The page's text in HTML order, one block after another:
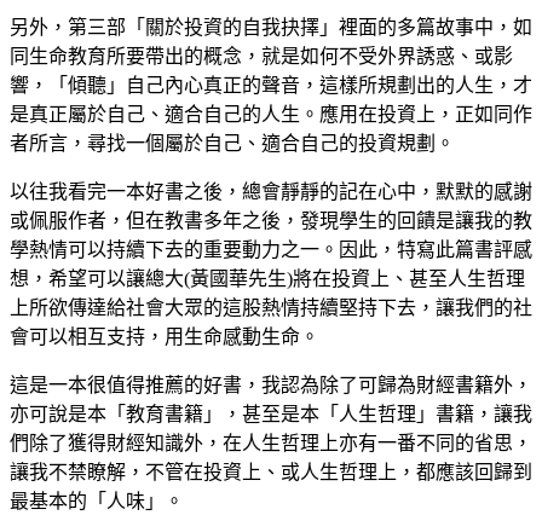
另外，第三部「關於投資的自我抉擇」裡面的多篇故事中，如
同生命教育所要帶出的概念，就是如何不受外界誘惑、或影
響，「傾聽」自己內心真正的聲音，這樣所規劃出的人生，才
是真正屬於自己、適合自己的人生。應用在投資上，正如同作
者所言，尋找一個屬於自己、適合自己的投資規劃。
以往我看完一本好書之後，總會靜靜的記在心中，默默的感謝
或佩服作者，但在教書多年之後，發現學生的回饋是讓我的教
學熱情可以持續下去的重要動力之一。因此，特寫此篇書評感
想，希望可以讓總大(黃國華先生)將在投資上、甚至人生哲理
上所欲傳達給社會大眾的這股熱情持續堅持下去，讓我們的社
會可以相互支持，用生命感動生命。
這是一本很值得推薦的好書，我認為除了可歸為財經書籍外，
亦可說是本「教育書籍」，甚至是本「人生哲理」書籍，讓我
們除了獲得財經知識外，在人生哲理上亦有一番不同的省思，
讓我不禁瞭解，不管在投資上、或人生哲理上，都應該回歸到
最基本的「人味」。